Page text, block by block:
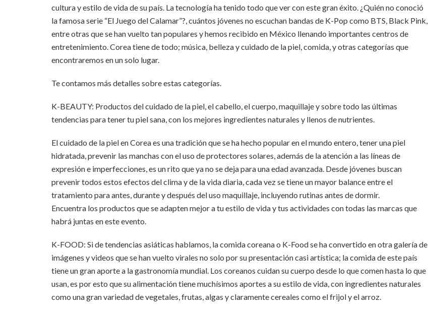
cultura y estilo de vida de su país. La tecnología ha tenido todo que ver con este gran éxito. ¿Quién no conoció
la famosa serie “El Juego del Calamar”?, cuántos jóvenes no escuchan bandas de K-Pop como BTS, Black Pink,
entre otras que se han vuelto tan populares y hemos recibido en México llenando importantes centros de
entretenimiento. Corea tiene de todo; música, belleza y cuidado de la piel, comida, y otras categorías que
encontraremos en un solo lugar.
Te contamos más detalles sobre estas categorías.
K-BEAUTY: Productos del cuidado de la piel, el cabello, el cuerpo, maquillaje y sobre todo las últimas
tendencias para tener tu piel sana, con los mejores ingredientes naturales y llenos de nutrientes.
El cuidado de la piel en Corea es una tradición que se ha hecho popular en el mundo entero, tener una piel
hidratada, prevenir las manchas con el uso de protectores solares, además de la atención a las líneas de
expresión e imperfecciones, es un rito que ya no se deja para una edad avanzada. Desde jóvenes buscan
prevenir todos estos efectos del clima y de la vida diaria, cada vez se tiene un mayor balance entre el
tratamiento para antes, durante y después del uso maquillaje, incluyendo rutinas antes de dormir.
Encuentra los productos que se adapten mejor a tu estilo de vida y tus actividades con todas las marcas que
habrá juntas en este evento.
K-FOOD: Si de tendencias asiáticas hablamos, la comida coreana o K-Food se ha convertido en otra galería de
imágenes y videos que se han vuelto virales no solo por su presentación casi artística; la comida de este país
tiene un gran aporte a la gastronomía mundial. Los coreanos cuidan su cuerpo desde lo que comen hasta lo que
usan, es por esto que su alimentación tiene muchísimos aportes a su estilo de vida, con ingredientes naturales
como una gran variedad de vegetales, frutas, algas y claramente cereales como el frijol y el arroz.